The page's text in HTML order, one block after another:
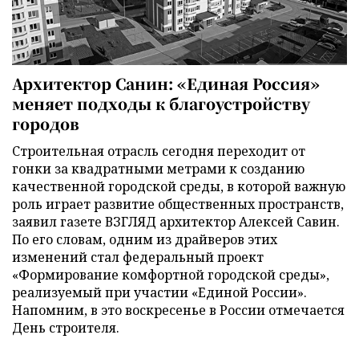
Архитектор Санин: «Единая Россия»
меняет подходы к благоустройству
городов
Строительная отрасль сегодня переходит от
гонки за квадратными метрами к созданию
качественной городской среды, в которой важную
роль играет развитие общественных пространств,
заявил газете ВЗГЛЯД архитектор Алексей Савин.
По его словам, одним из драйверов этих
изменений стал федеральный проект
«Формирование комфортной городской среды»,
реализуемый при участии «Единой России».
Напомним, в это воскресенье в России отмечается
День строителя.